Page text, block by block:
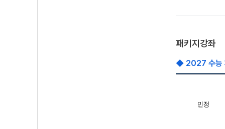
패키지강좌
◆ 2027 수능
민정